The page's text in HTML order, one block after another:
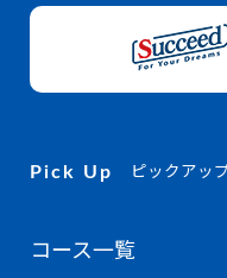
Pick Up ピックアッ
コース一覧